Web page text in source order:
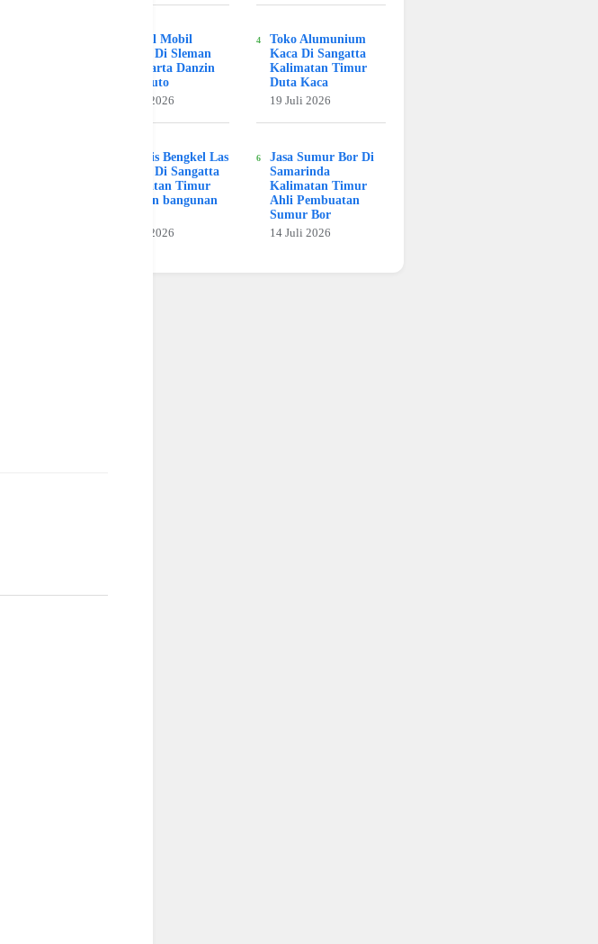
Bengkel Mobil
Umum Di Sleman
Jogjakarta Danzin
Benz Auto
31 Juli 2026
Toko Alumunium
Kaca Di Sangatta
Kalimatan Timur
Duta Kaca
19 Juli 2026
Spesialis Bengkel Las
Murah Di Sangatta
Kalimatan Timur
Hamran bangunan
19 Juli 2026
Jasa Sumur Bor Di
Samarinda
Kalimatan Timur
Ahli Pembuatan
Sumur Bor
14 Juli 2026